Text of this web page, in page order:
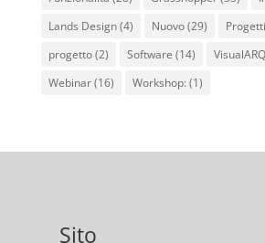
Lands Design(4) Nuovo(29) Progetti
progetto(2) Software (14) VisualARQ
Webinar(16) Workshop: (1)
Sito